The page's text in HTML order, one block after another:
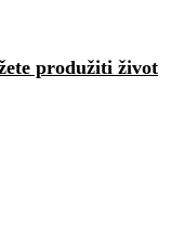
produžiti život